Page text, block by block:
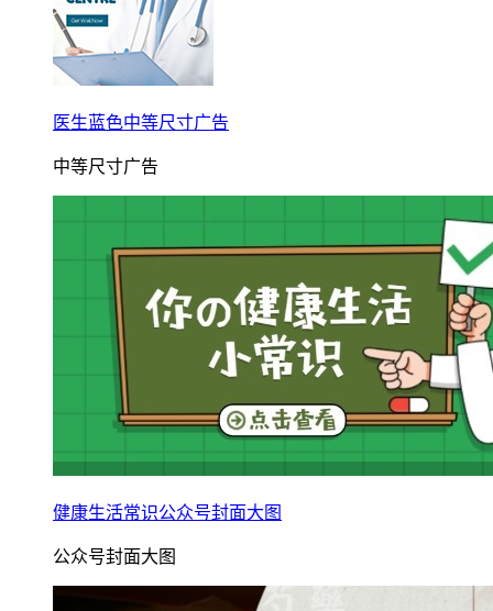
医生蓝色中等尺寸广告
中等尺寸广告
健康生活常识公众号封面大图
公众号封面大图